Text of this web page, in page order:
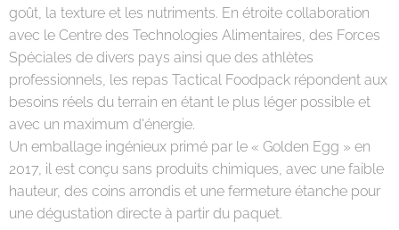
goût, la texture et les nutriments. En étroite collaboration
avec le Centre des Technologies Alimentaires, des Forces
Spéciales de divers pays ainsi que des athlètes
professionnels, les repas Tactical Foodpack répondent aux
besoins réels du terrain en étant le plus léger possible et
avec un maximum d'énergie.
Un emballage ingénieux primé par le « Golden Egg » en
2017, il est conçu sans produits chimiques, avec une faible
hauteur, des coins arrondis et une fermeture étanche pour
une dégustation directe à partir du paquet.